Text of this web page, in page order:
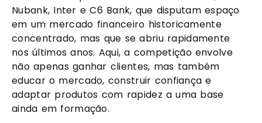
Nubank, Inter e C6 Bank, que disputam espaço
em um mercado financeiro historicamente
concentrado, mas que se abriu rapidamente
nos últimos anos. Aqui, a competição envolve
não apenas ganhar clientes, mas também
educar o mercado, construir confiança e
adaptar produtos com rapidez a uma base
ainda em formação.